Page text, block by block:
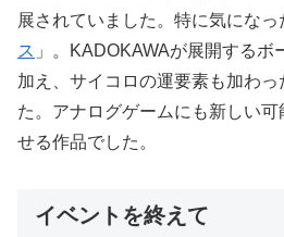
展されていました。特に気になっ
ス 」。KADOKAWAが展開するボ
加え、サイコロの運要素も加わ
た。アナログゲームにも新しい
せる作品でした。
イベントを終えて